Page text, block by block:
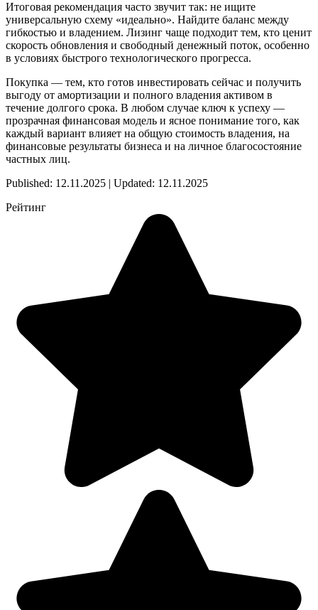
Итоговая рекомендация часто звучит так: не ищите
универсальную схему «идеально». Найдите баланс между
гибкостью и владением. Лизинг чаще подходит тем, кто ценит
скорость обновления и свободный денежный поток, особенно
в условиях быстрого технологического прогресса.
Покупка — тем, кто готов инвестировать сейчас и получить
выгоду от амортизации и полного владения активом в
течение долгого срока. В любом случае ключ к успеху —
прозрачная финансовая модель и ясное понимание того, как
каждый вариант влияет на общую стоимость владения, на
финансовые результаты бизнеса и на личное благосостояние
частных лиц.
Published: 12.11.2025 | Updated: 12.11.2025
Рейтинг